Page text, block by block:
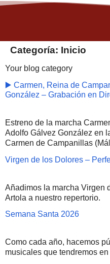
Categoría: Inicio
Your blog category
▶️ Carmen, Reina de
González – Grabación en
Estreno de la marcha
Adolfo Gálvez González en
Carmen de Campanillas
Virgen de los Dolores –
Añadimos la marcha Virgen
Artola a nuestro repertorio.
Semana Santa 2026
Como cada año, hacemos
musicales que tendremos